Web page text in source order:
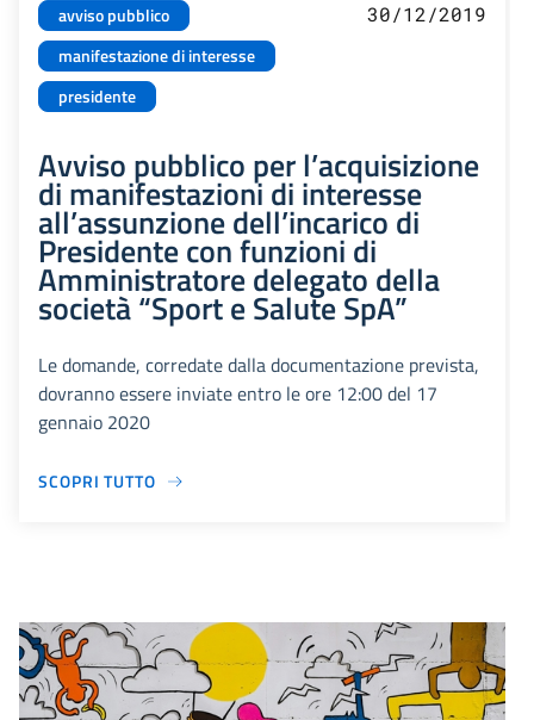
avviso pubblico
manifestazione di interesse
presidente
30/12/2019
Avviso pubblico per l’acquisizione
di manifestazioni di interesse
all’assunzione dell’incarico di
Presidente con funzioni di
Amministratore delegato della
società “Sport e Salute SpA”
Le domande, corredate dalla documentazione prevista,
dovranno essere inviate entro le ore 12:00 del 17
gennaio 2020
SCOPRI TUTTO